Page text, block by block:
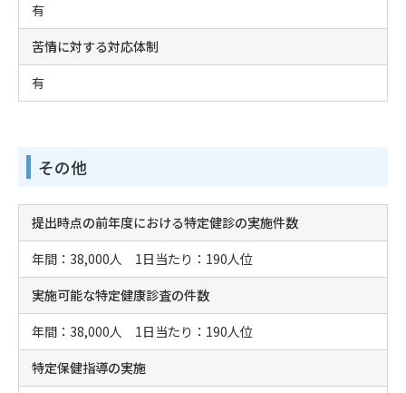
有
苦情に対する対応体制
有
その他
提出時点の前年度における特定健診の実施件数
年間：38,000人 1日当たり：190人位
実施可能な特定健康診査の件数
年間：38,000人 1日当たり：190人位
特定保健指導の実施